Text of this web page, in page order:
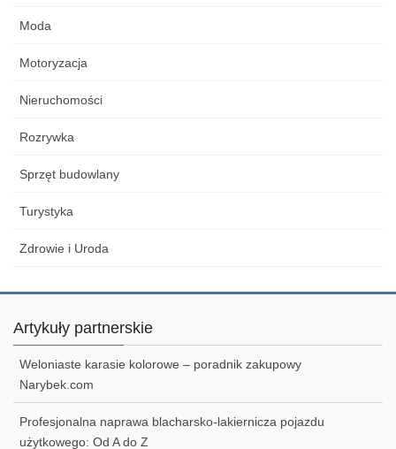
Moda
Motoryzacja
Nieruchomości
Rozrywka
Sprzęt budowlany
Turystyka
Zdrowie i Uroda
Artykuły partnerskie
Weloniaste karasie kolorowe – poradnik zakupowy
Narybek.com
Profesjonalna naprawa blacharsko-lakiernicza pojazdu
użytkowego: Od A do Z